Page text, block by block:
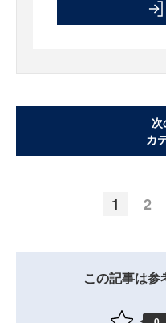
次
カ
1 2
この記事は参